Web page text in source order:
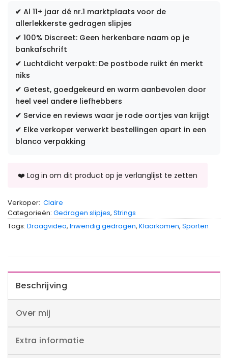
✔ Al 11+ jaar dé nr.1 marktplaats voor de
allerlekkerste gedragen slipjes
✔ 100% Discreet: Geen herkenbare naam op je
bankafschrift
✔ Luchtdicht verpakt: De postbode ruikt én merkt
niks
✔ Getest, goedgekeurd en warm aanbevolen door
heel veel andere liefhebbers
✔ Service en reviews waar je rode oortjes van krijgt
✔ Elke verkoper verwerkt bestellingen apart in een
blanco verpakking
Verkoper: Claire
Categorieën: Gedragen slipjes, Strings
Tags: Draagvideo, Inwendig gedragen, Klaarkomen, Sporten
Beschrijving
Over mij
Extra informatie